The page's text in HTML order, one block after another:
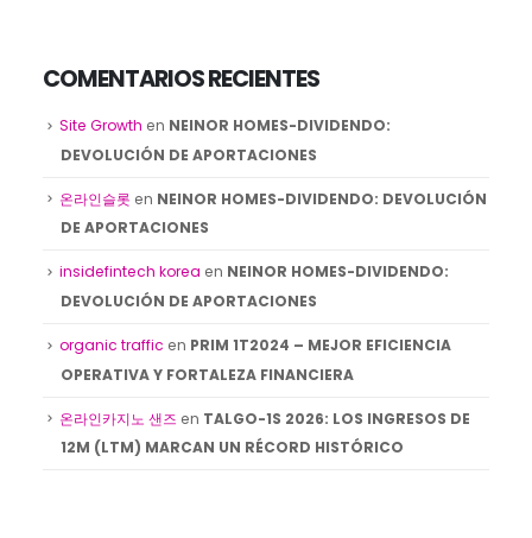
COMENTARIOS RECIENTES
Site Growth en NEINOR HOMES-DIVIDENDO:
DEVOLUCIÓN DE APORTACIONES
온라인슬롯 en NEINOR HOMES-DIVIDENDO: DEVOLUCIÓN
DE APORTACIONES
insidefintech korea en NEINOR HOMES-DIVIDENDO:
DEVOLUCIÓN DE APORTACIONES
organic traffic en PRIM 1T2024 – MEJOR EFICIENCIA
OPERATIVA Y FORTALEZA FINANCIERA
온라인카지노 샌즈 en TALGO-1S 2026: LOS INGRESOS DE
12M (LTM) MARCAN UN RÉCORD HISTÓRICO